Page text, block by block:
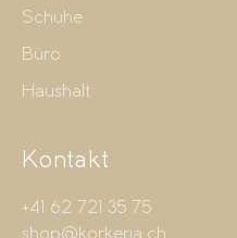
Schuhe
Büro
Haushalt
Kontakt
+41 62 721 35 75
shop@korkeria.ch